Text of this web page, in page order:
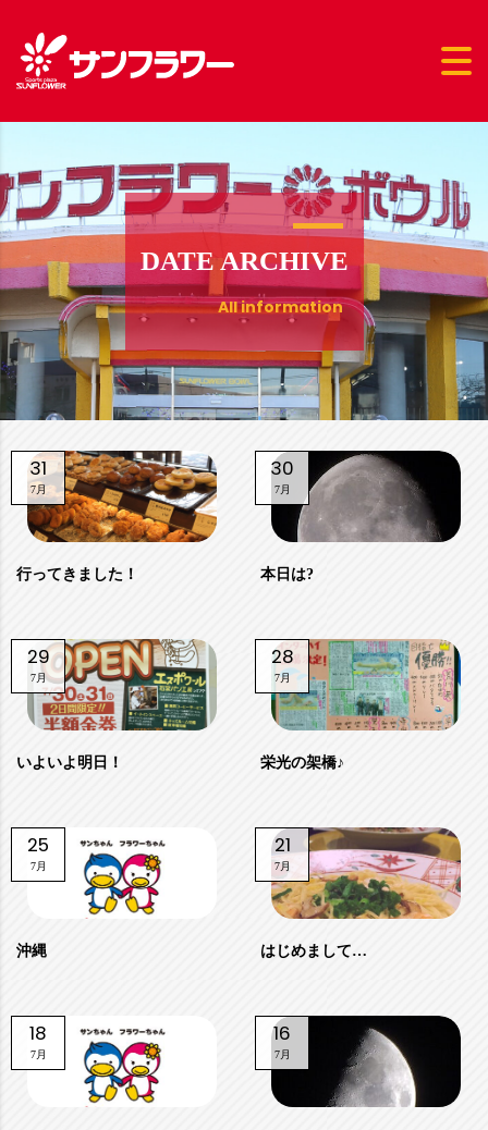
DATE ARCHIVE
All information
31
7月
行ってきました！
30
7月
本日は?
29
7月
いよいよ明日！
28
7月
栄光の架橋♪
25
7月
沖縄
21
7月
はじめまして…
18
7月
16
7月